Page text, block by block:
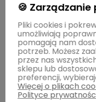
Moje konto
Płatności i dostawa
Informacje
🍪
Pliki cookies i
umożliwiają
pomagają nam
potrzeb. Możesz
przez nas
sklepu lub
preferencji,
Więcej o plikach
Polityce